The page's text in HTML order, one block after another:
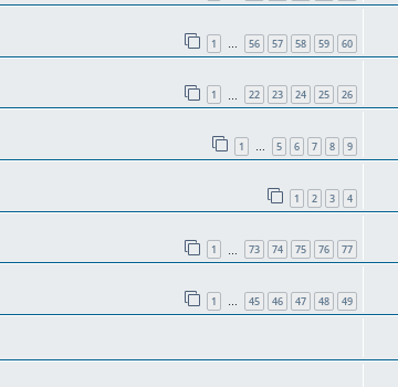
1 … 56 57 58 59 60
1 22 23 24 25 26
1 … 5 6 7 8 9
1 2 3 4
1 73 74 75 76 77
1 … 45 46 47 48 49